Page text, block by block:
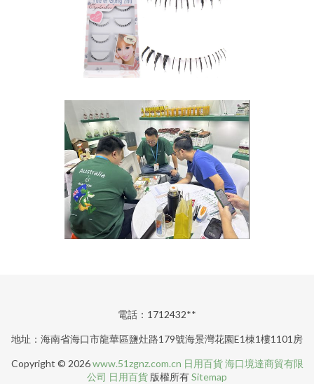
電話：1712432**
地址：海南省海口市龍華區鹽灶路179號海景灣花園E1棟1樓1101房
Copyright © 2026www.51zgnz.com.cn 日用百貨 海口境達商貿有限
公司 日用百貨 版權所有Sitemap